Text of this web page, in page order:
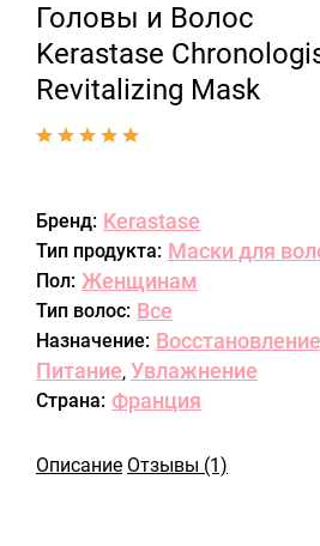
Головы и Волос
Kerastase
Revitalizing Mask
Бренд: Kerastase
Тип продукта: Маски для
Пол: Женщинам
Тип волос: Все
Назначение: Восстановление
Питание, Увлажнение
Страна: Франция
Описание Отзывы (1)